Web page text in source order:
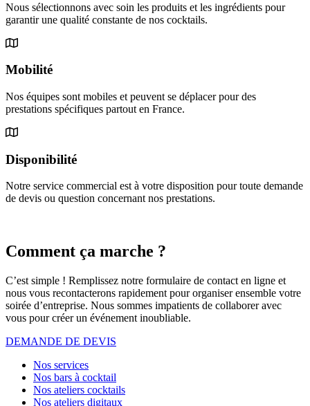
Nous sélectionnons avec soin les produits et les ingrédients pour
garantir une qualité constante de nos cocktails.
Mobilité
Nos équipes sont mobiles et peuvent se déplacer pour des
prestations spécifiques partout en France.
Disponibilité
Notre service commercial est à votre disposition pour toute demande
de devis ou question concernant nos prestations.
Comment ça marche ?
C’est simple ! Remplissez notre formulaire de contact en ligne et
nous vous recontacterons rapidement pour organiser ensemble votre
soirée d’entreprise. Nous sommes impatients de collaborer avec
vous pour créer un événement inoubliable.
DEMANDE DE DEVIS
Nos services
Nos bars à cocktail
Nos ateliers cocktails
Nos ateliers digitaux